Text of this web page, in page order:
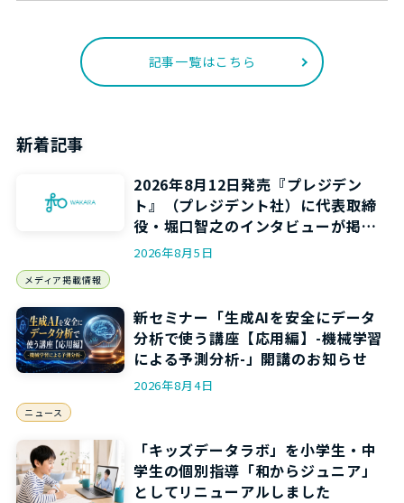
記事一覧はこちら
新着記事
2026年8月12日発売『プレジデン
ト』（プレジデント社）に代表取締
役・堀口智之のインタビューが掲載
されます
2026年8月5日
メディア掲載情報
新セミナー「生成AIを安全にデータ
分析で使う講座【応用編】-機械学習
による予測分析-」開講のお知らせ
2026年8月4日
ニュース
「キッズデータラボ」を小学生・中
学生の個別指導「和からジュニア」
としてリニューアルしました